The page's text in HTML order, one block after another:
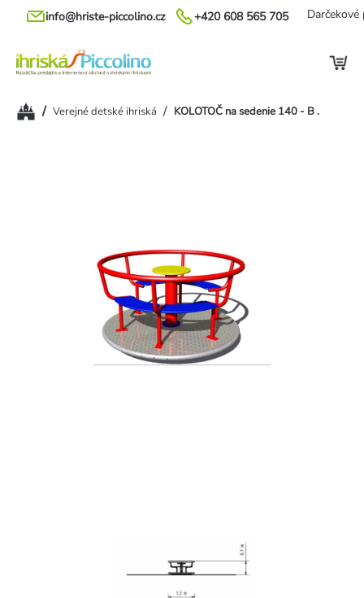
Prejsť
+420 608 565 705
info@hriste-piccolino.cz Darčekové
Domov
/ Verejné detské ihriská / KOLOTOČ na sedenie 140 - B .